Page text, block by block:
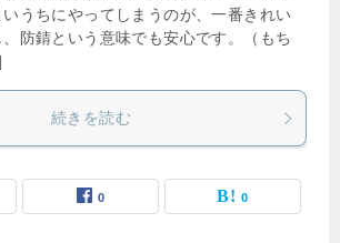
うちにやってしまうのが、一番きれい
防錆という意味でも安心です。（もち
続きを読む
0 0